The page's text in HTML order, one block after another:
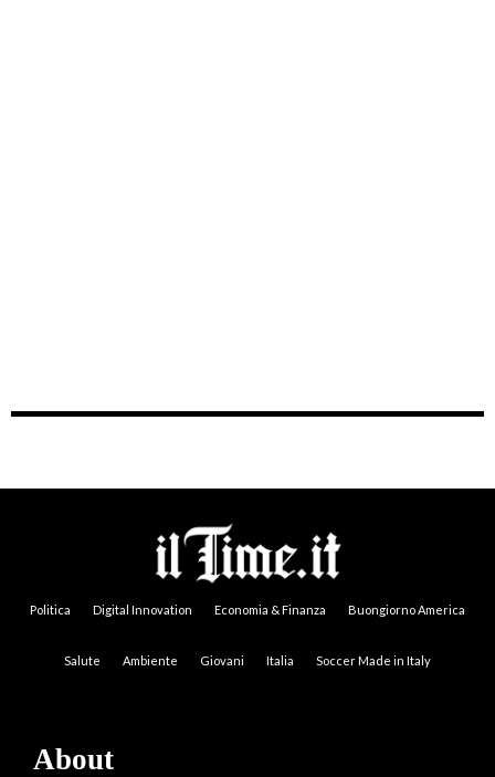
Politica Digital Innovation Economia & Finanza Buongiorno America
Salute Ambiente Giovani Italia Soccer Made in Italy
About